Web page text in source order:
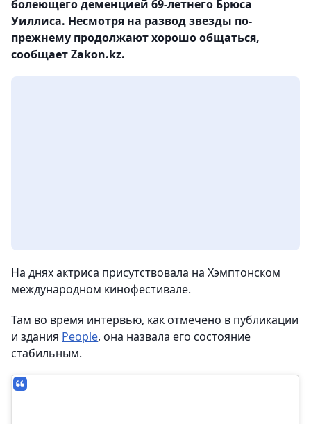
болеющего деменцией 69-летнего Брюса
Уиллиса. Несмотря на развод звезды по-
прежнему продолжают хорошо общаться,
сообщает Zakon.kz.
На днях актриса присутствовала на Хэмптонском
международном кинофестивале.
Там во время интервью, как отмечено в публикации
и здания People, она назвала его состояние
стабильным.